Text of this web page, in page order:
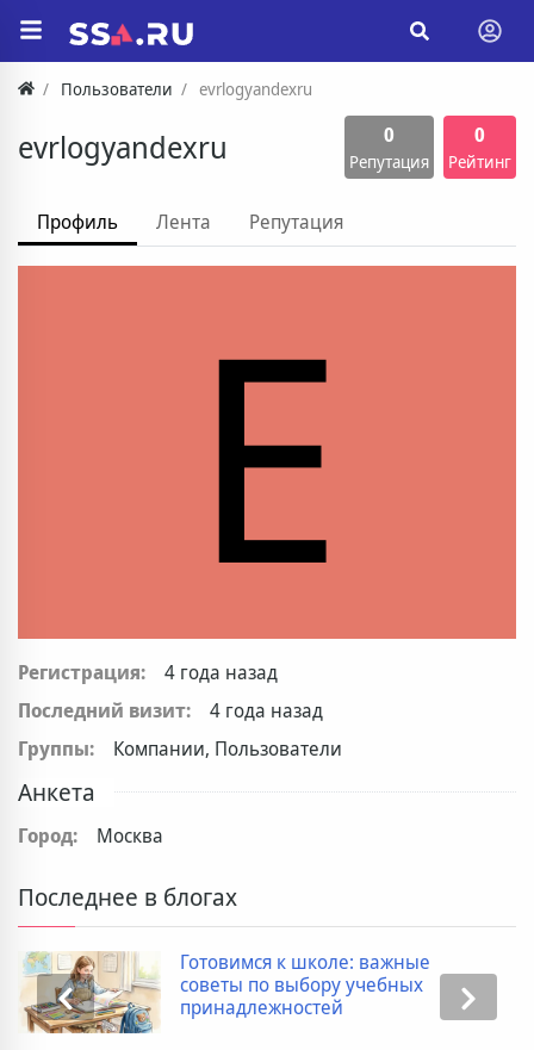
Пользователи evrlogyandexru
evrlogyandexru 0
Репутация
0
Рейтинг
Профиль Лента Репутация
E
Регистрация:
4 года назад
Последний визит:
4 года назад
Группы:
Компании, Пользователи
Анкета
Город: Москва
Последнее в блогах
Готовимся к школе: важные
советы по выбору учебных
принадлежностей